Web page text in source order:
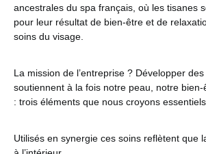
ancestrales du spa français, où les tisanes
pour leur résultat de bien-être et de
soins du visage.
La mission de l’entreprise ? Développer
soutiennent à la fois notre peau, notre
: trois éléments que nous croyons
Utilisés en synergie ces soins reflètent que